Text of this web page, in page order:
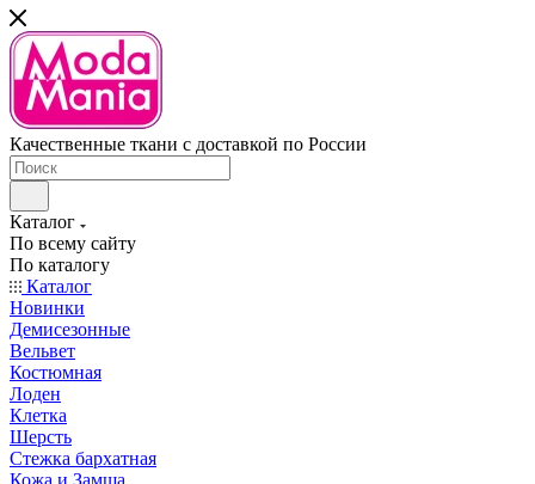
Качественные ткани с доставкой по России
Каталог
По всему сайту
По каталогу
Каталог
Новинки
Демисезонные
Вельвет
Костюмная
Лоден
Клетка
Шерсть
Стежка бархатная
Кожа и Замша